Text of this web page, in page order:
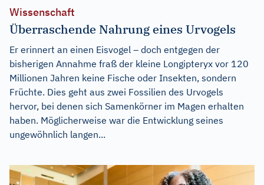
Wissenschaft
Überraschende Nahrung eines Urvogels
Er erinnert an einen Eisvogel – doch entgegen der
bisherigen Annahme fraß der kleine Longipteryx vor 120
Millionen Jahren keine Fische oder Insekten, sondern
Früchte. Dies geht aus zwei Fossilien des Urvogels
hervor, bei denen sich Samenkörner im Magen erhalten
haben. Möglicherweise war die Entwicklung seines
ungewöhnlich langen...